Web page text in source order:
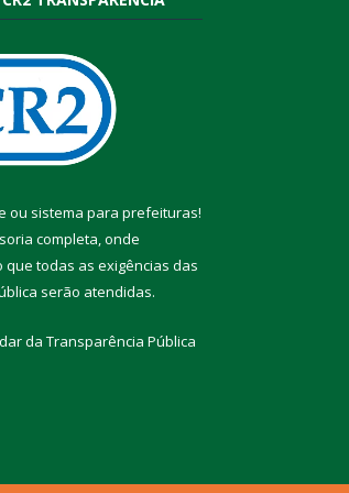
ou sistema para prefeituras!
completa, onde
que todas as exigências das
serão atendidas.
da Transparência Pública